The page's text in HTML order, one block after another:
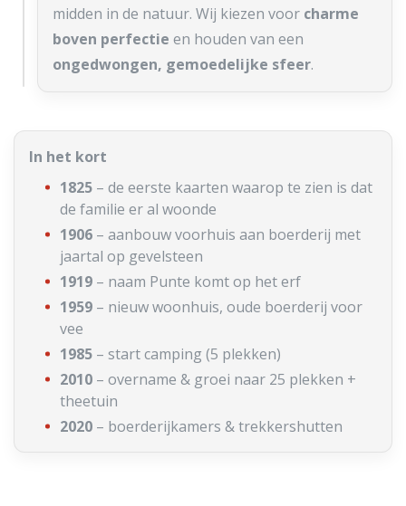
midden in de natuur. Wij kiezen voor charme
boven perfectie en houden van een
ongedwongen, gemoedelijke sfeer.
In het kort
1825 – de eerste kaarten waarop te zien is dat
de familie er al woonde
1906 – aanbouw voorhuis aan boerderij met
jaartal op gevelsteen
1919 – naam Punte komt op het erf
1959 – nieuw woonhuis, oude boerderij voor
vee
1985 – start camping (5 plekken)
2010 – overname & groei naar 25 plekken +
theetuin
2020 – boerderijkamers & trekkershutten